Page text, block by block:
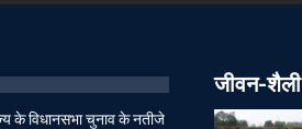
के विधानसभा चुनाव के नतीजे
जीवन-शैली